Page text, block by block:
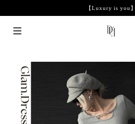
【Luxury is you】